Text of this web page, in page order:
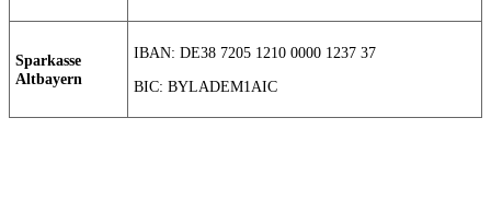
Sparkasse
Altbayern
IBAN: DE38 7205 1210 0000 1237 37
BIC: BYLADEM1AIC